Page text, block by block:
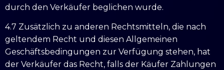
durch den Verkäufer beglichen wurde.
4.7 Zusätzlich zu anderen Rechtsmitteln, die nach
geltendem Recht und diesen Allgemeinen
Geschäftsbedingungen zur Verfügung stehen, hat
der Verkäufer das Recht, falls der Käufer Zahlungen